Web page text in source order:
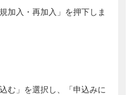
加入・再加入」を押下しま
む」を選択し、「申込みに